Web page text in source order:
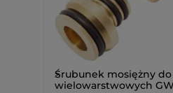
>
Śrubunek mosiężny
wielowarstwowych GW